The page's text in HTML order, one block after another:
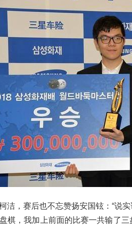
洁，赛后也不忘赞扬安国铉：“说
棋，我加上前面的比赛一共输了